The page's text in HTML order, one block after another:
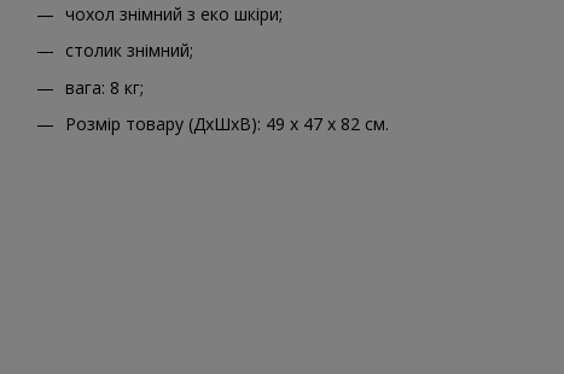
чохол знімний з еко шкіри;
столик знімний;
вага: 8 кг;
Розмір товару (ДхШхВ): 49 х 47 х 82 см.